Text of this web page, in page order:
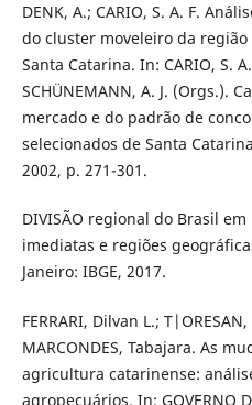
DENK, A.; CARIO, S. A. F.
do cluster moveleiro da região
Santa Catarina. In: CARIO, S. A.
SCHÜNEMANN, A. J. (Orgs.).
mercado e do padrão de
selecionados de Santa
2002, p. 271-301.
DIVISÃO regional do Brasil
imediatas e regiões
Janeiro: IBGE, 2017.
FERRARI, Dilvan L.;
MARCONDES, Tabajara. As
agricultura catarinense:
agropecuários. In: GOVERNO